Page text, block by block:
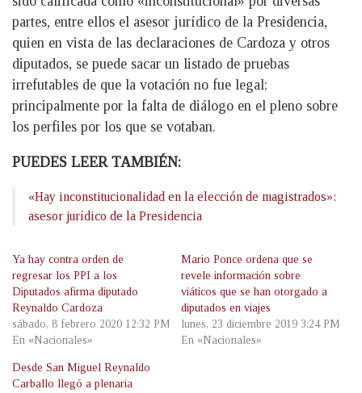
partes, entre ellos el asesor jurídico de la Presidencia,
quien en vista de las declaraciones de Cardoza y otros
diputados, se puede sacar un listado de pruebas
irrefutables de que la votación no fue legal;
principalmente por la falta de diálogo en el pleno sobre
los perfiles por los que se votaban.
PUEDES LEER TAMBIÉN:
«Hay inconstitucionalidad en la elección de magistrados»:
asesor jurídico de la Presidencia
Ya hay contra orden de
regresar los PPI a los
Diputados afirma diputado
Reynaldo Cardoza
sábado, 8 febrero 2020 12:32 PM
En «Nacionales»
Mario Ponce ordena que se
revele información sobre
viáticos que se han otorgado a
diputados en viajes
lunes, 23 diciembre 2019 3:24 PM
En «Nacionales»
Desde San Miguel Reynaldo
Carballo llegó a plenaria